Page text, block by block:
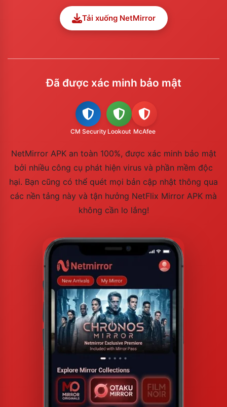
Tải xuống NetMirror
Đã được xác minh bảo mật
CM Security Lookout McAfee
NetMirror APK an toàn 100%, được xác minh bảo mật
bởi nhiều công cụ phát hiện virus và phần mềm độc
hại. Bạn cũng có thể quét mọi bản cập nhật thông qua
các nền tảng này và tận hưởng NetFlix Mirror APK mà
không cần lo lắng!